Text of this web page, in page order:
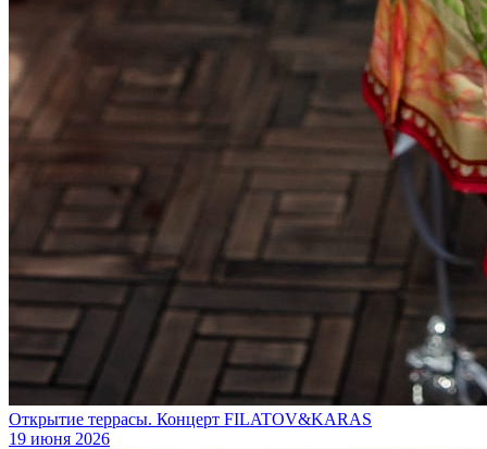
Открытие террасы. Концерт FILATOV&KARAS
19 июня 2026